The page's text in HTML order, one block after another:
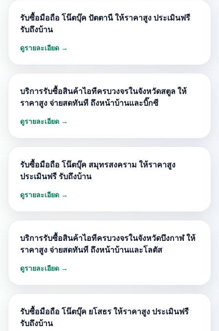
รับซื้อมือถือ โน๊ตบุ๊ค ปัตตานี ให้ราคาสูง ประเมินฟรี
รับถึงบ้าน
ดูรายละเอียด →
บริการรับซื้อสินค้าไอทีครบวงจรในจังหวัดสตูล ให้
ราคาสูง จ่ายสดทันที ถึงหน้าบ้านและบิ๊กซี
ดูรายละเอียด →
รับซื้อมือถือ โน๊ตบุ๊ค สมุทรสงคราม ให้ราคาสูง
ประเมินฟรี รับถึงบ้าน
ดูรายละเอียด →
บริการรับซื้อสินค้าไอทีครบวงจรในจังหวัดบึงกาฬ ให้
ราคาสูง จ่ายสดทันที ถึงหน้าบ้านและโลตัส
ดูรายละเอียด →
รับซื้อมือถือ โน๊ตบุ๊ค ยโสธร ให้ราคาสูง ประเมินฟรี
รับถึงบ้าน